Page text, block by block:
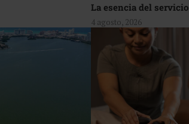
La esencia del servicio
4 agosto, 2026